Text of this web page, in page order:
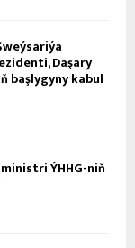
Daşary
başlygyny kabul
ÝHHG-niň